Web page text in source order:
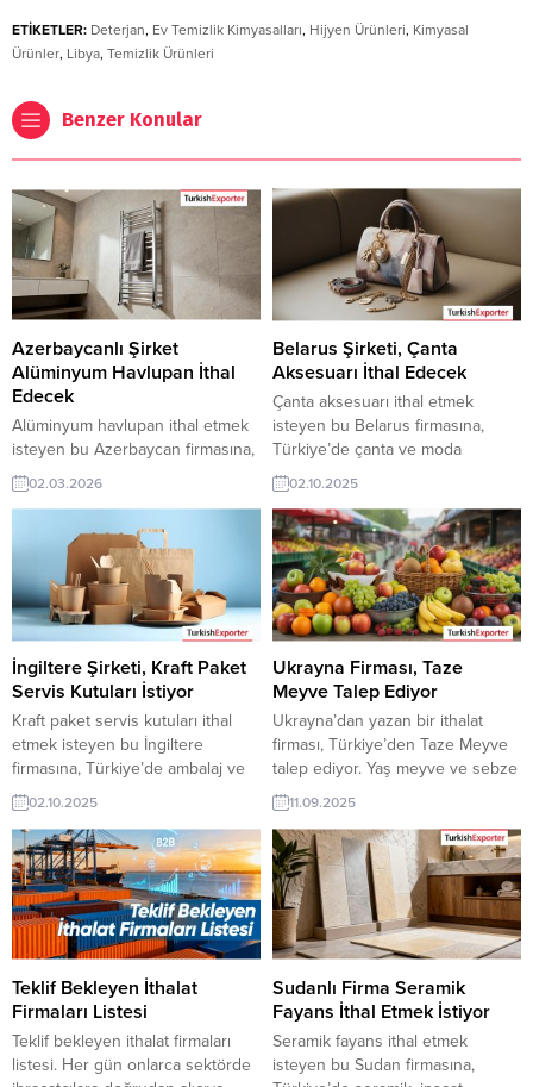
ETİKETLER: Deterjan, Ev Temizlik Kimyasalları, Hijyen Ürünleri, Kimyasal
Ürünler, Libya, Temizlik Ürünleri
Benzer Konular
Azerbaycanlı Şirket
Alüminyum Havlupan İthal
Edecek
Alüminyum havlupan ithal etmek
isteyen bu Azerbaycan firmasına,
Türkiye’de ısıtma sistemleri ve
inşaat malzemeleri ile havlupan
ihracatçı firmalar teklif sunabilirler.
Yeni bir ihracat pazarı fırsatı olan
bu alım ilanının iletişim bilgilerine
TurkishExporter VIP üyeleri ile TE
üyelik kredisi sahibi ihracat
şirketleri erişebilmektedir. ➤ Bu
ithalat alım...
02.03.2026
Belarus Şirketi, Çanta
Aksesuarı İthal Edecek
Çanta aksesuarı ithal etmek
isteyen bu Belarus firmasına,
Türkiye’de çanta ve moda
aksesuarları üreticisi veya
tedarikçisi olan ihracatçı firmalar
teklif sunabilirler. Yeni bir ihracat
pazarı fırsatı olan bu alım ilanının
iletişim bilgilerine TurkishExporter
VIP üyeleri ile TE üyelik kredisi
sahibi ihracat şirketleri
erişebilmektedir. ➤ Bu ithalat alım
talebinin detaylarına buradan
ulaşabilirsiniz....
02.10.2025
İngiltere Şirketi, Kraft Paket
Servis Kutuları İstiyor
Kraft paket servis kutuları ithal
etmek isteyen bu İngiltere
firmasına, Türkiye’de ambalaj ve
gıda servis ürünleri ile kraft paket
servis kutusu üreticisi veya
tedarikçisi olan ihracatçı firmalar
teklif sunabilirler. Yeni bir ihracat
pazarı fırsatı olan bu alım ilanının
iletişim bilgilerine TurkishExporter
VIP üyeleri ile TE üyelik kredisi
sahibi ihracat şirketleri
erişebilmektedir....
02.10.2025
Ukrayna Firması, Taze
Meyve Talep Ediyor
Ukrayna’dan yazan bir ithalat
firması, Türkiye’den Taze Meyve
talep ediyor. Yaş meyve ve sebze
üreticisi olan Türk şirketler için
Ukrayna’dan gelen bu talep yeni
bir ihracat pazarı olabilir. Bu alım
ilanın detaylarına TurkishExporter
/ VIP üyeleri cevap verebilir. ➤
Talebin detaylarına buradan
ulaşabilirsiniz Tüm Sebze-
Meyve İthalat
TalepleriUkrayna’dan Gelen
İthalat Talepleri Taze...
11.09.2025
Teklif Bekleyen İthalat
Firmaları Listesi
Teklif bekleyen ithalat firmaları
listesi. Her gün onlarca sektörde
Sudanlı Firma Seramik
Fayans İthal Etmek İstiyor
Seramik fayans ithal etmek
isteyen bu Sudan firmasına,